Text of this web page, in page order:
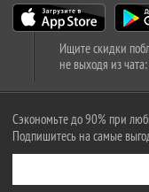
Ищите скидки
не выходя из чата:
Сэкономьте до 90% при
Подпишитесь на самые